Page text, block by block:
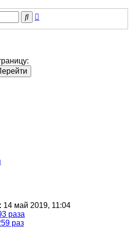
Поиск
14 май 2019, 11:04
раза
раз